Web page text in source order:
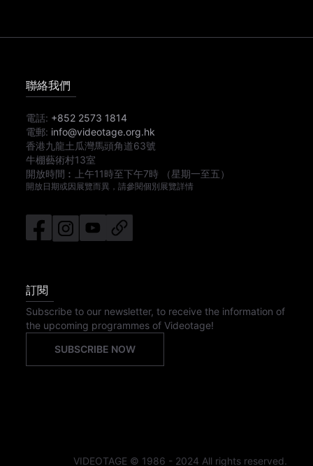
聯絡我們
電話: +852 2573 1814
電郵: info@videotage.org.hk
香港九龍土瓜灣馬頭角道63號
牛棚藝術村13室
開放時間︰
上午11時至下午7時 （星期一至五）
開放日期或因展覽而異，請參閱個別展覽詳情
訂閱
Subscribe to our newsletter, to receive the information of
the upcoming programmes of Videotage!
SUBSCRIBE NOW
VIDEOTAGE © 1986 - 2024 All rights reserved.